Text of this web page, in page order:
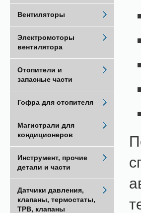
Вентиляторы
Электромоторы
вентилятора
Отопители и
запасные части
Гофра для отопителя
Магистрали для
кондиционеров
Инструмент, прочие
детали и части
Датчики давления,
клапаны, термостаты,
ТРВ, клапаны